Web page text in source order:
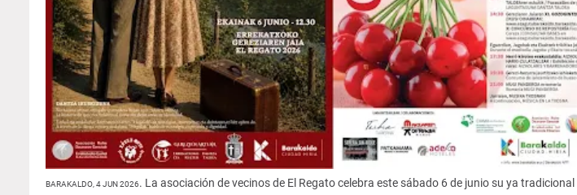
BARAKALDO, 4 JUN 2026. La asociación de vecinos de El Regato celebra este sábado 6 de junio su ya tradicional